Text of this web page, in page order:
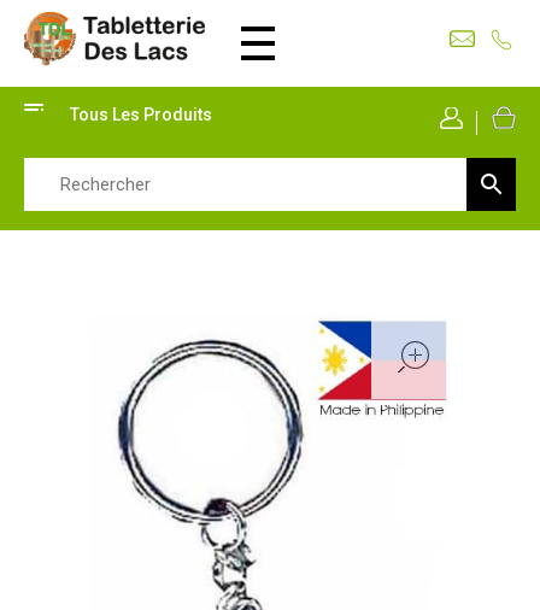
Tabletterie des Lacs
Tous Les Produits Mon